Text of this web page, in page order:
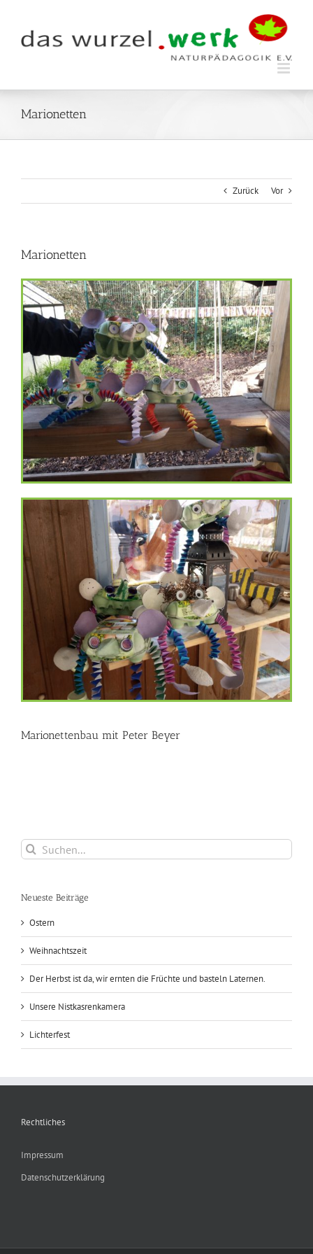
springen
Marionetten
Zurück Vor
Marionetten
Marionettenbau mit Peter Beyer
Suche
nach:
Neueste Beiträge
Ostern
Weihnachtszeit
Der Herbst ist da, wir ernten die Früchte und basteln Laternen.
Unsere Nistkasrenkamera
Lichterfest
Rechtliches
Impressum
Datenschutzerklärung